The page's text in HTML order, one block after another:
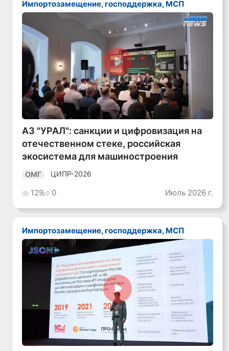
Импортозамещение, господдержка, МСП
Смотреть видео
АЗ "УРАЛ": санкции и цифровизация на
отечественном стеке, российская
экосистема для машиностроения
ОМГ ЦИПР-2026
129 0 Июль 2026 г.
Импортозамещение, господдержка, МСП
Смотреть видео